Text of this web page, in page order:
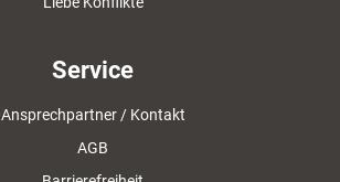
Service
Ansprechpartner / Kontakt
AGB